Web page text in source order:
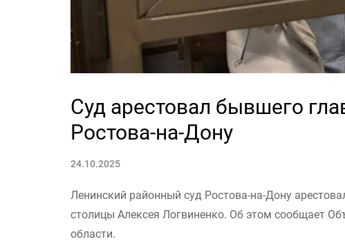
Суд арестовал бывшего
Ростова-на-Дону
24.10.2025
Ленинский районный суд Ростова-на-Дону
столицы Алексея Логвиненко. Об этом сообщает
области.